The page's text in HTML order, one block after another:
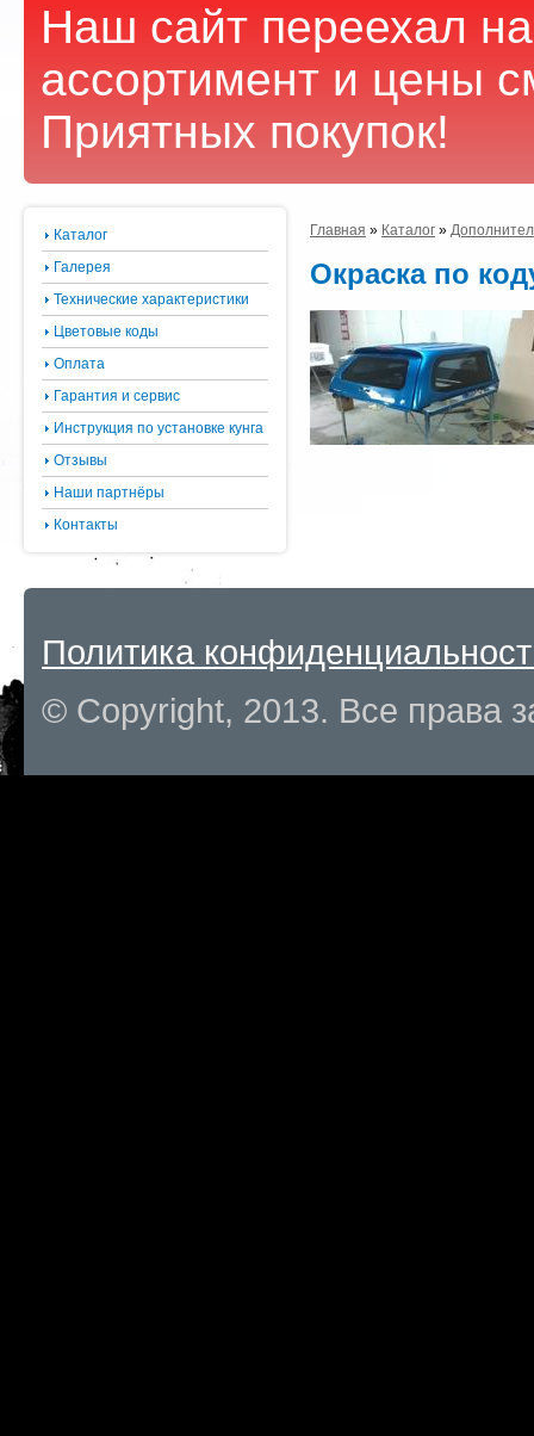
Наш сайт переехал
ассортимент и цены
Приятных покупок!
Каталог
Галерея
Технические характеристики
Цветовые коды
Оплата
Гарантия и сервис
Инструкция по установке кунга
Отзывы
Наши партнёры
Контакты
Главная » Каталог »
Окраска по
Политика
© Copyright, 2013. Все права